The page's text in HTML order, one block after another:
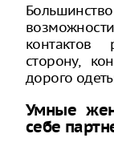
контактов
сторону,
дорого
Умные
себе